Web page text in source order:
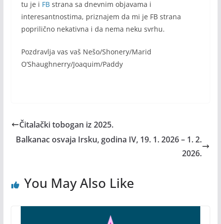
tu je i FBstrana sa dnevnim objavama i
interesantnostima, priznajem da mi je FB strana
poprilično nekativna i da nema neku svrhu.
Pozdravlja vas vaš Nešo/Shonery/Marid
O’Shaughnerry/Joaquim/Paddy
Čitalački tobogan iz 2025.
Balkanac osvaja Irsku, godina IV, 19. 1. 2026 – 1. 2.
2026.
You May Also Like